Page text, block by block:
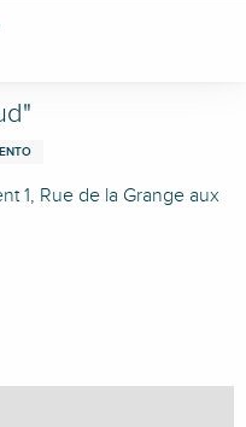
1, Rue de la Grange aux